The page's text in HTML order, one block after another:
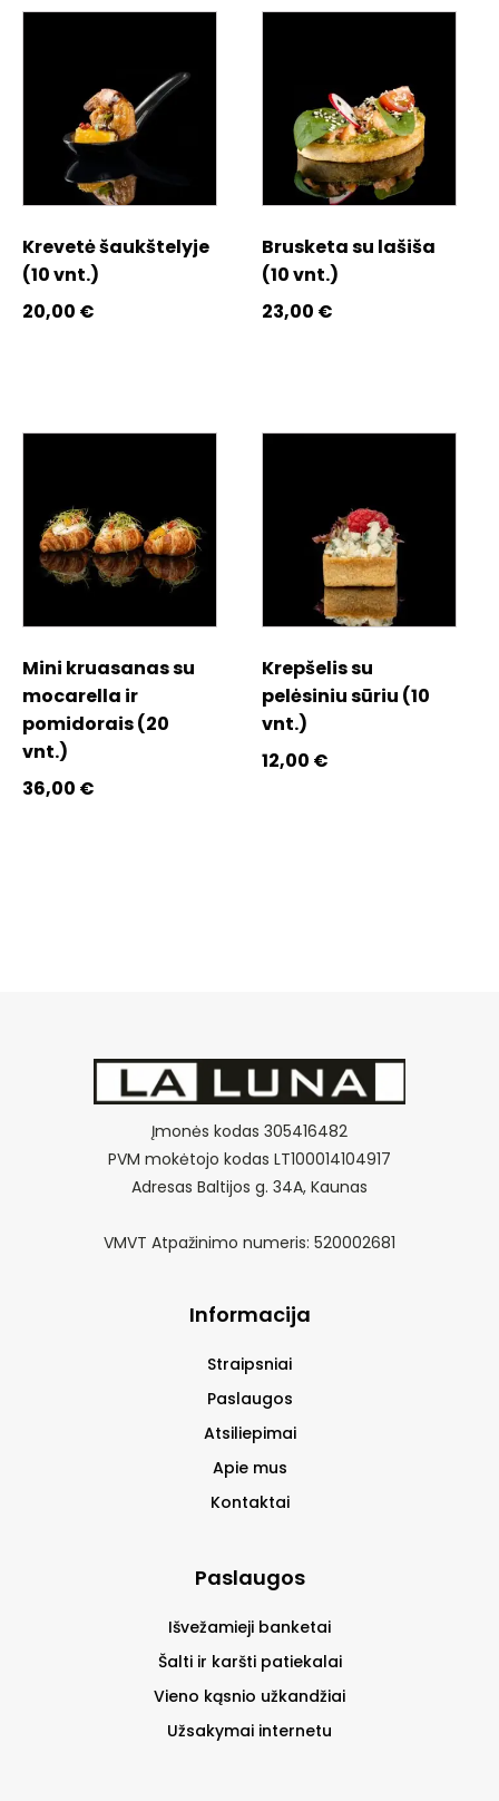
Krevetė šaukštelyje
(10 vnt.)
20,00 €
Brusketa su lašiša
(10 vnt.)
23,00 €
Mini kruasanas su
mocarella ir
pomidorais (20
vnt.)
36,00 €
Krepšelis su
pelėsiniu sūriu (10
vnt.)
12,00 €
Įmonės kodas 305416482
PVM mokėtojo kodas LT100014104917
Adresas Baltijos g. 34A, Kaunas
VMVT Atpažinimo numeris: 520002681
Informacija
Straipsniai
Paslaugos
Atsiliepimai
Apie mus
Kontaktai
Paslaugos
Išvežamieji banketai
Šalti ir karšti patiekalai
Vieno kąsnio užkandžiai
Užsakymai internetu